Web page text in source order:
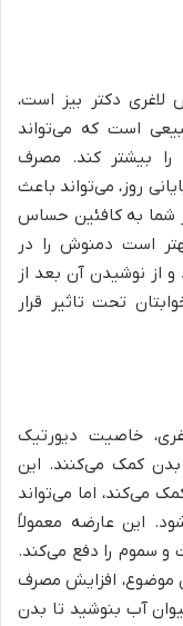
دکتر بیز است،
است که می‌تواند
بیشتر کند. مصرف
روز، می‌تواند باعث
شما به کافئین حساس
است دمنوش را در
از نوشیدن آن بعد از
تحت تاثیر قرار
خاصیت دیورتیک
بدن کمک می‌کنند. این
می‌کند، اما می‌تواند
این عارضه معمولاً
سموم را دفع می‌کند.
موضوع، افزایش مصرف
طول روز است. حتماً روزانه 8 تا 10 لیوان آب بنوشید تا بدن